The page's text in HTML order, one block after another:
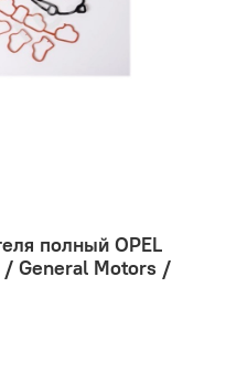
полный OPEL
/ General Motors /